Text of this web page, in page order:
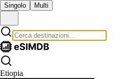
Singolo Multi
Etiopia